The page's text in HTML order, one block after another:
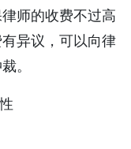
师的收费不过高
异议，可以向律
。